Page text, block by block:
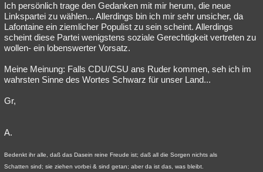
Ich persönlich trage den Gedanken mit mir herum, die neue
Linkspartei zu wählen... Allerdings bin ich mir sehr unsicher, da
Lafontaine ein ziemlicher Populist zu sein scheint. Allerdings
scheint diese Partei wenigstens soziale Gerechtigkeit vertreten zu
wollen- ein lobenswerter Vorsatz.
Meine Meinung: Falls CDU/CSU ans Ruder kommen, seh ich im
wahrsten Sinne des Wortes Schwarz für unser Land...
Gr,
A.
Bedenkt ihr alle, daß das Dasein reine Freude ist; daß all die Sorgen nichts als
Schatten sind; sie ziehen vorbei & sind getan; aber da ist das, was bleibt.